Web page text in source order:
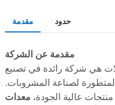
مقدمة حدود
مقدمة عن الشركة
هي شركة رائدة في تصنيع
لصناعة المشروبات.
عالية الجودة، معدات